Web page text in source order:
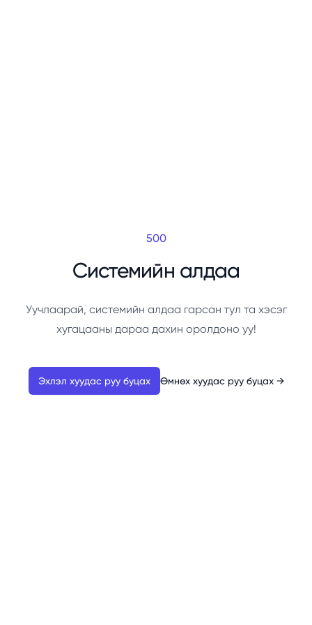
500
Системийн алдаа
Уучлаарай, системийн алдаа гарсан тул та хэсэг
хугацааны дараа дахин оролдоно уу!
Эхлэл хуудас руу буцах Өмнөх хуудас руу буцах →